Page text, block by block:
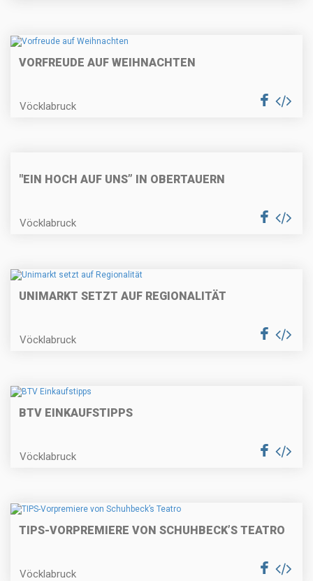
VORFREUDE AUF WEIHNACHTEN
Vöcklabruck
"EIN HOCH AUF UNS” IN OBERTAUERN
Vöcklabruck
UNIMARKT SETZT AUF REGIONALITÄT
Vöcklabruck
BTV EINKAUFSTIPPS
Vöcklabruck
TIPS-VORPREMIERE VON SCHUHBECK’S TEATRO
Vöcklabruck